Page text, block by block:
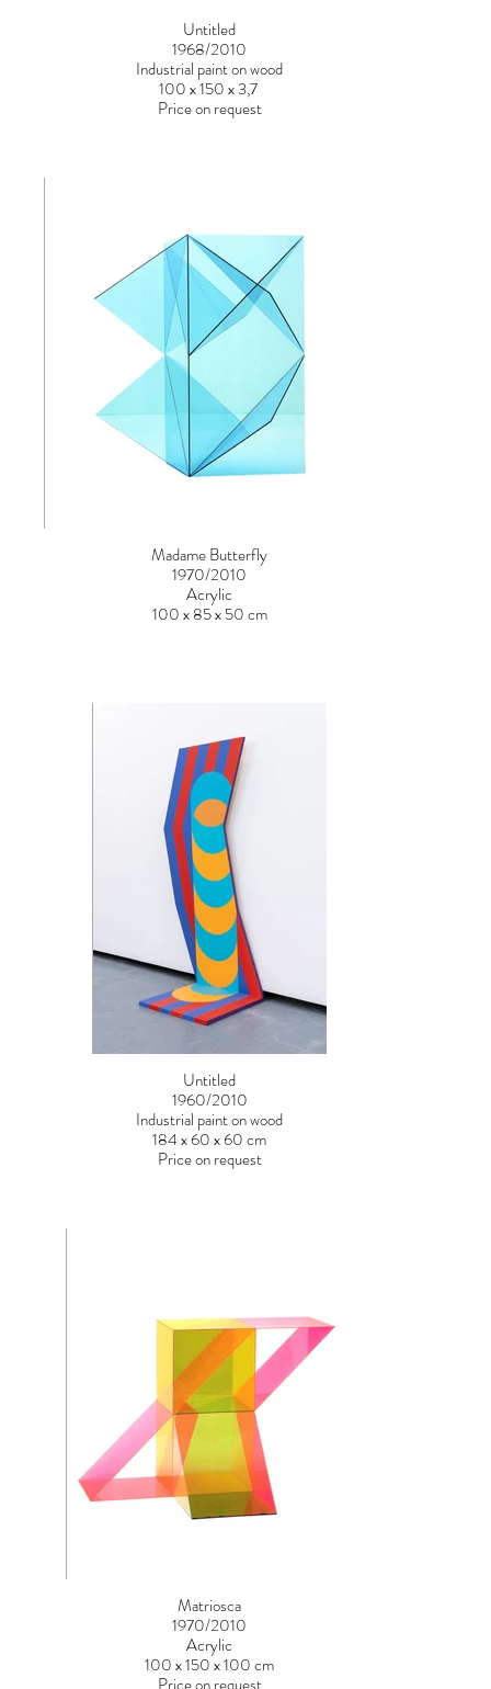
Untitled
1968/2010
Industrial paint on wood
100 x 150 x 3,7
Price on request
Madame Butterfly
1970/2010
Acrylic
100 x 85 x 50 cm
Untitled
1960/2010
Industrial paint on wood
184 x 60 x 60 cm
Price on request
Matriosca
1970/2010
Acrylic
100 x 150 x 100 cm